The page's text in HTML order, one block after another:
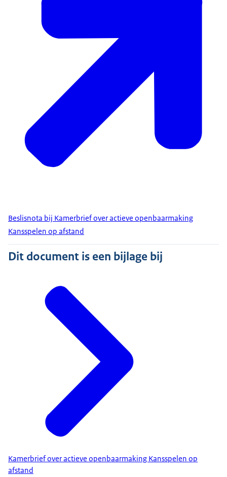
Beslisnota bij Kamerbrief over actieve openbaarmaking
Kansspelen op afstand
Dit document is een bijlage bij
Kamerbrief over actieve openbaarmaking Kansspelen op
afstand